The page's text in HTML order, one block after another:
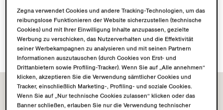
VERFÜGBARE DIENSTLEISTUNGEN
Lieferung in die Boutique nicht verfügbar.
Rückgabe in der Boutique möglich. Erfahren Siehiermehr.
Zegna verwendet Cookies und andere Tracking-Technologien, um das
reibungslose Funktionieren der Website sicherzustellen (technische
Cookies) und mit Ihrer Einwilligung Inhalte anzupassen, gezielte
Werbung zu verschicken, das Nutzerverhalten und die Effektivität
seiner Werbekampagnen zu analysieren und mit seinen Partnern
Informationen auszutauschen (durch Cookies von Erst- und
Drittanbietern sowie Profiling-Tracker). Wenn Sie auf „Alle annehmen“
klicken, akzeptieren Sie die Verwendung sämtlicher Cookies und
Tracker, einschließlich Marketing-, Profiling- und soziale Cookies.
Wenn Sie auf „Nur technische Cookies zulassen“ klicken oder das
Banner schließen, erlauben Sie nur die Verwendung technischer